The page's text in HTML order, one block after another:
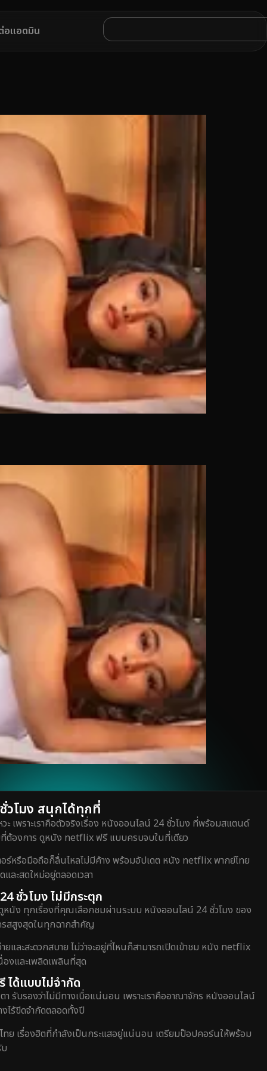
อแอดมิน
โมง สนุกได้ทุกที่
เพราะเราคือตัวจริงเรื่อง หนังออนไลน์ 24 ชั่วโมง ที่พร้อมสแตนด์
ต้องการ ดูหนัง netflix ฟรี แบบครบจบในที่เดียว
ร์หรือมือถือก็ลื่นไหลไม่มีค้าง พร้อมอัปเดต หนัง netflix พากย์ไทย
ะสดใหม่อยู่ตลอดเวลา
ชั่วโมง ไม่มีกระตุก
ดูหนัง ทุกเรื่องที่คุณเลือกชมผ่านระบบ หนังออนไลน์ 24 ชั่วโมง ของ
รสสูงสุดในทุกฉากสำคัญ
ละสะดวกสบาย ไม่ว่าจะอยู่ที่ไหนก็สามารถเปิดเข้าชม หนัง netflix
งและเพลิดเพลินที่สุด
ด้แบบไม่จำกัด
รับรองว่าไม่มีทางเบื่อแน่นอน เพราะเราคืออาณาจักร หนังออนไลน์
ไร้ขีดจำกัดตลอดทั้งปี
ย เรื่องฮิตที่กำลังเป็นกระแสอยู่แน่นอน เตรียมป๊อปคอร์นให้พร้อม